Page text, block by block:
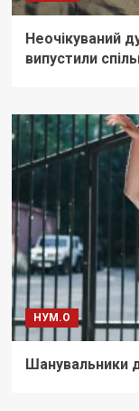
Неочікуваний
випустили
НУМ.О
Шанувальники